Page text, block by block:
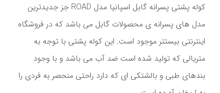
کوله پشتی پسرانه گابل اسپانیا مدل ROAD جز جدیدترین
مدل های پسرانه ی محصولات گابل می باشد که در فروشگاه
اینترنتی بیستتر موجود است. این کوله پشتی با توجه به
متریالی که تولید شده است ضد آب می باشد و با وجود
بندهای طبی و بالشتکی ای که دارد راحتی منحصر به فردی را